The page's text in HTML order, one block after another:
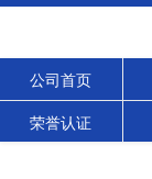
公司首页
荣誉认证